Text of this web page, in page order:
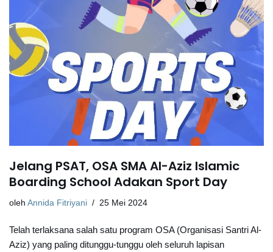
Jelang PSAT, OSA SMA Al-Aziz Islamic
Boarding School Adakan Sport Day
oleh Annida Fitriyani 25 Mei 2024
Telah terlaksana salah satu program OSA (Organisasi Santri Al-
Aziz) yang paling ditunggu-tunggu oleh seluruh lapisan